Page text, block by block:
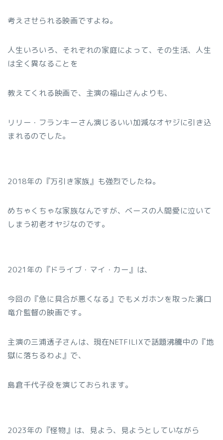
考えさせられる映画ですよね。
人生いろいろ、それぞれの家庭によって、その生活、人生
は全く異なることを
教えてくれる映画で、主演の福山さんよりも、
リリー・フランキーさん演じるいい加減なオヤジに引き込
まれるのでした。
2018年の『万引き家族』も強烈でしたね。
めちゃくちゃな家族なんですが、ベースの人間愛に泣いて
しまう初老オヤジなのです。
2021年の『ドライブ・マイ・カー』は、
今回の『急に具合が悪くなる』でもメガホンを取った濱口
竜介監督の映画です。
主演の三浦透子さんは、現在NETFILIXで話題沸騰中の『地
獄に落ちるわよ』で、
島倉千代子役を演じておられます。
2023年の『怪物』は、見よう、見ようとしていながら